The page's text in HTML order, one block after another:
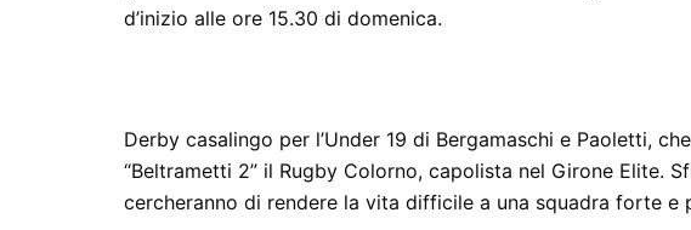
d’inizio alle ore 15.30 di domenica.
Derby casalingo per l’Under 19 di Bergamaschi e Paoletti,
“Beltrametti 2” il Rugby Colorno, capolista nel Girone Elite.
cercheranno di rendere la vita difficile a una squadra forte e